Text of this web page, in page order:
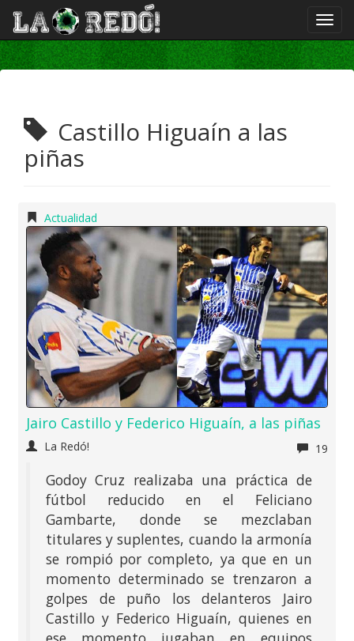
Castillo Higuaín a las
piñas
Actualidad
Jairo Castillo y Federico Higuaín, a las piñas
La Redó! 19
Godoy Cruz realizaba una práctica de
fútbol reducido en el Feliciano
Gambarte, donde se mezclaban
titulares y suplentes, cuando la armonía
se rompió por completo, ya que en un
momento determinado se trenzaron a
golpes de puño los delanteros Jairo
Castillo y Federico Higuaín, quienes en